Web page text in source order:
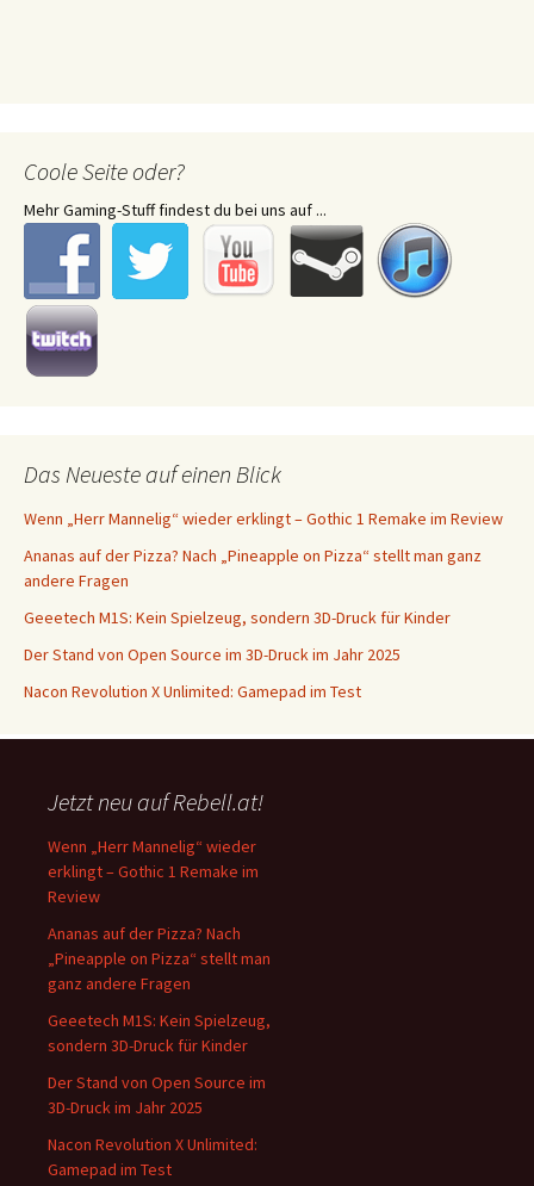
Coole Seite oder?
Mehr Gaming-Stuff findest du bei uns auf ...
Das Neueste auf einen Blick
Wenn „Herr Mannelig“ wieder erklingt – Gothic 1 Remake im Review
Ananas auf der Pizza? Nach „Pineapple on Pizza“ stellt man ganz
andere Fragen
Geeetech M1S: Kein Spielzeug, sondern 3D-Druck für Kinder
Der Stand von Open Source im 3D-Druck im Jahr 2025
Nacon Revolution X Unlimited: Gamepad im Test
Jetzt neu auf Rebell.at!
Wenn „Herr Mannelig“ wieder
erklingt – Gothic 1 Remake im
Review
Ananas auf der Pizza? Nach
„Pineapple on Pizza“ stellt man
ganz andere Fragen
Geeetech M1S: Kein Spielzeug,
sondern 3D-Druck für Kinder
Der Stand von Open Source im
3D-Druck im Jahr 2025
Nacon Revolution X Unlimited:
Gamepad im Test